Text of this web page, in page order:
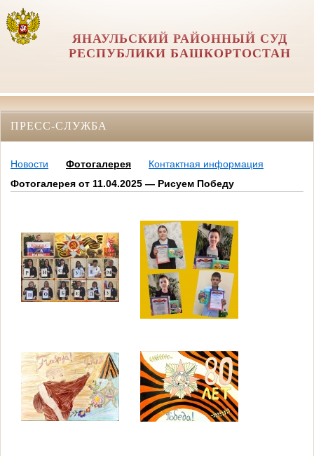
ЯНАУЛЬСКИЙ РАЙОННЫЙ СУД
РЕСПУБЛИКИ БАШКОРТОСТАН
ПРЕСС-СЛУЖБА
Новости Фотогалерея
Контактная информация
Фотогалерея от 11.04.2025 — Рисуем Победу